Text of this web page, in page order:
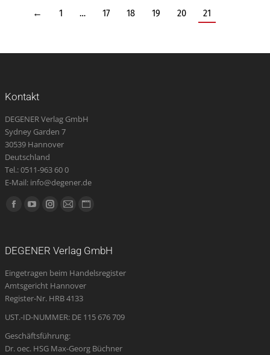
← 1 … 17 18 19 20 21
Kontakt
DEGENER Verlag GmbH
Sydney Garden 7
30539 Hannover
Deutschland
Tel.: 0511-963 60 0
E-Mail: info@degener.de
Finden Sie uns auf:
Facebook
new
window
YouTube
new
window
Instagram
new
window
E-
opens
in
new
Website
new
DEGENER Verlag GmbH
Eingetragen beim Handelsregister
Amtsgericht Hannover
Register-Nr. HRB 4133
UST.-ID-NUMMER: DE 115 676 709
Geschäftsführung:
Dr. oec. HSG Max-Georg Büchner